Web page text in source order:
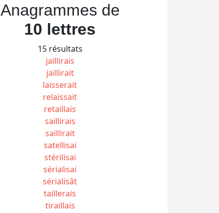
Anagrammes de
10 lettres
15 résultats
jaillirais
jaillirait
laisserait
relaissait
retaillais
saillirais
saillirait
satellisai
stérilisai
sérialisai
sérialisât
taillerais
tiraillais